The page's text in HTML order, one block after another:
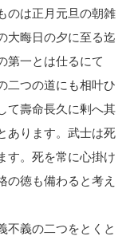
のは正月元旦の朝雑
大晦日の夕に至る迄
第一とは仕るにて
二つの道にも相叶ひ
て壽命長久に剰へ其
あります。武士は死
す。死を常に心掛け
の徳も備わると考え
義の二つをとくと